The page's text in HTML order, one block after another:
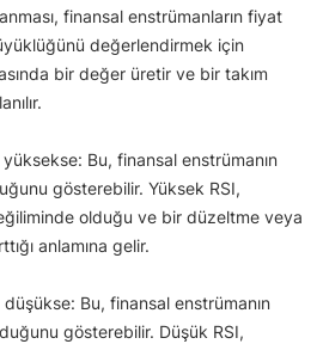
finansal enstrümanların fiyat
değerlendirmek için
bir değer üretir ve bir takım
Bu, finansal enstrümanın
gösterebilir. Yüksek RSI,
olduğu ve bir düzeltme veya
anlamına gelir.
Bu, finansal enstrümanın
gösterebilir. Düşük RSI,